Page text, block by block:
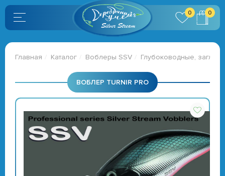
0
0
Главная Каталог Воблеры SSV Глубоководные,
ВОБЛЕР TURNIR PRO